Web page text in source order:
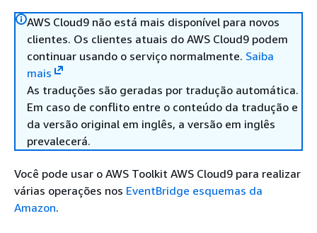
AWS Cloud9 não está mais disponível para novos
clientes. Os clientes atuais do AWS Cloud9 podem
continuar usando o serviço normalmente. Saiba
mais
As traduções são geradas por tradução automática.
Em caso de conflito entre o conteúdo da tradução e
da versão original em inglês, a versão em inglês
prevalecerá.
Você pode usar o AWS Toolkit AWS Cloud9 para realizar
várias operações nos EventBridge esquemas da
Amazon.